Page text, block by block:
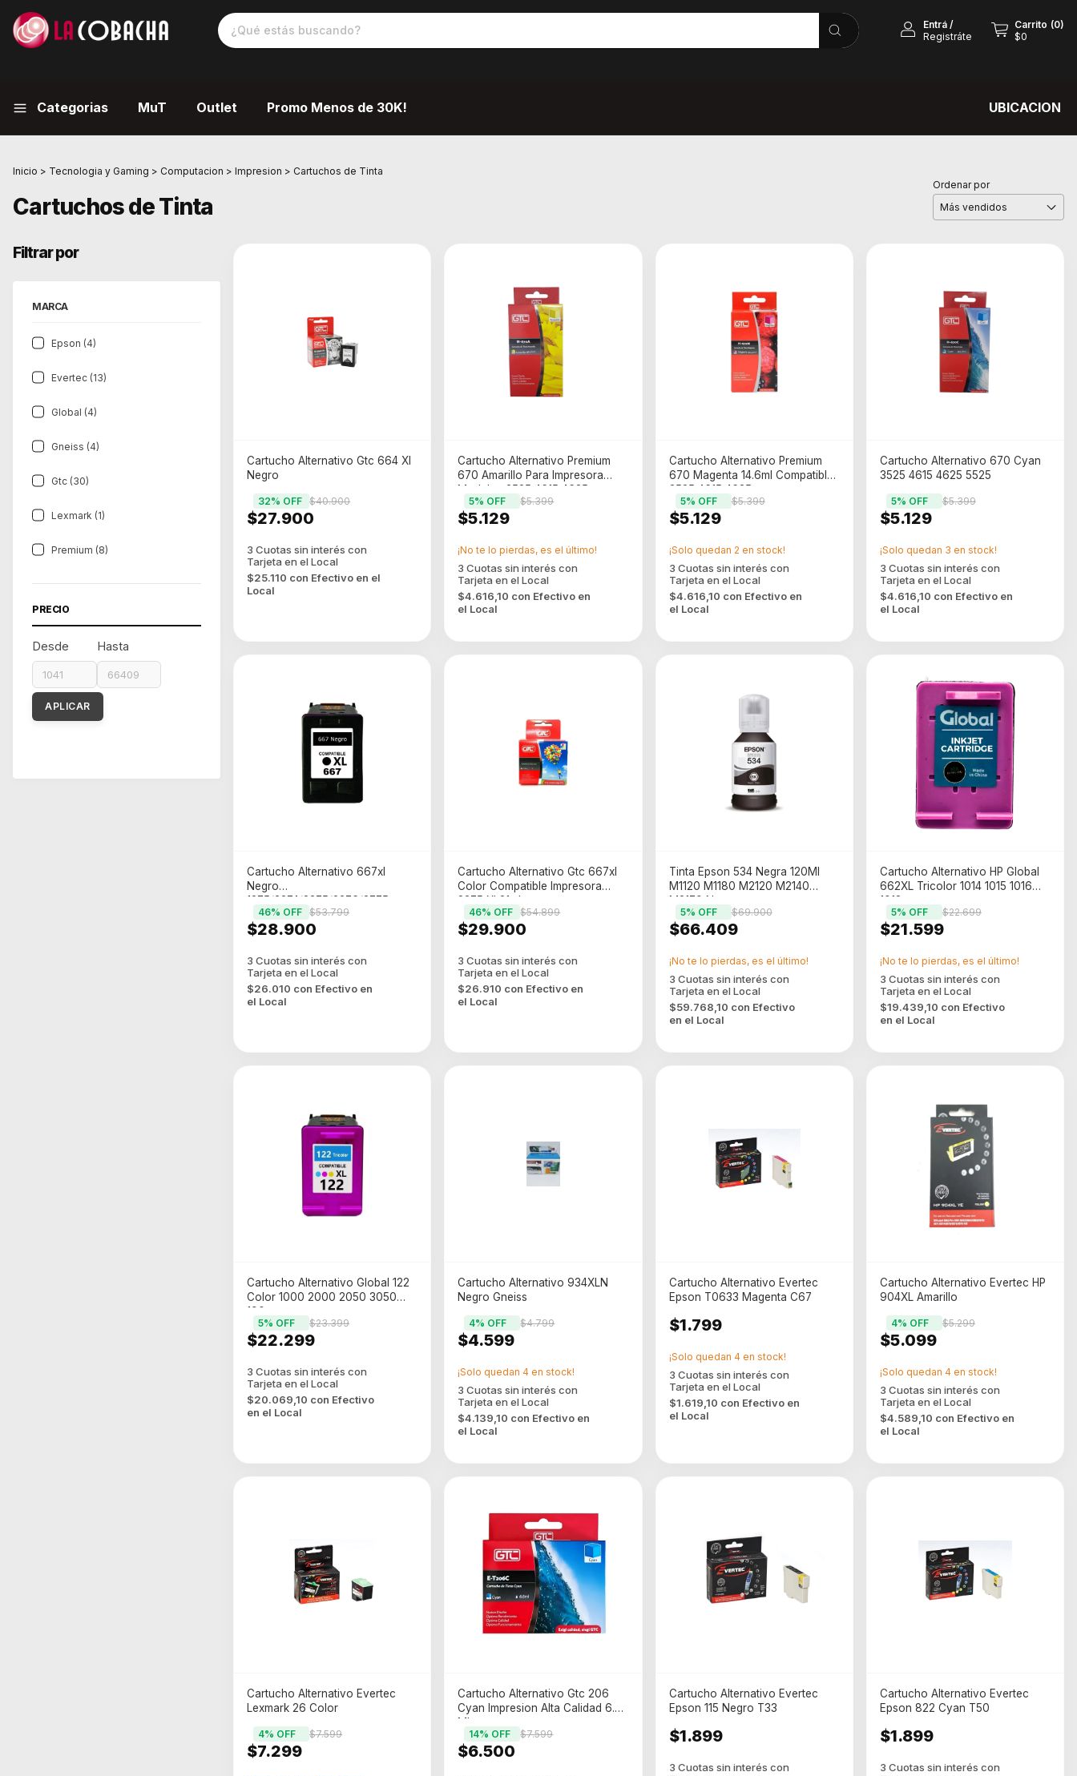
Entrá/
Registráte
Carrito (0)
$0
Categorias MuT Outlet Promo Menos de 30K! UBICACION
Inicio > Tecnologia y Gaming > Computacion > Impresion > Cartuchos de Tinta
Cartuchos de Tinta
Ordenar por
Filtrar por
MARCA
Epson (4)
Evertec (13)
Global (4)
Gneiss (4)
Gtc (30)
Lexmark (1)
Premium (8)
PRECIO
Desde Hasta
APLICAR
Cartucho Alternativo Gtc 664 Xl
Negro
$27.900
$40.900
32% OFF
$25.110 con Efectivo en el
Local
Cartucho Alternativo Premium
670 Amarillo Para Impresora
Modelos 3525 4615 4625
$5.129
$5.399
5% OFF
$4.616,10 con Efectivo en
el Local
¡No te lo pierdas, es el último!
Cartucho Alternativo Premium
670 Magenta 14.6ml Compatibles
3525 4615 4625
$5.129
$5.399
5% OFF
$4.616,10 con Efectivo en
el Local
¡Solo quedan 2 en stock!
Cartucho Alternativo 670 Cyan
3525 4615 4625 5525
$5.129
$5.399
5% OFF
$4.616,10 con Efectivo en
el Local
¡Solo quedan 3 en stock!
Cartucho Alternativo 667xl
Negro
1275/2374/2375/2376/2775
$28.900
$53.799
46% OFF
$26.010 con Efectivo en
el Local
Cartucho Alternativo Gtc 667xl
Color Compatible Impresora
2375 Xl 21ml
$29.900
$54.899
46% OFF
$26.910 con Efectivo en
el Local
Tinta Epson 534 Negra 120Ml
M1120 M1180 M2120 M2140
M2170 Negro
$66.409
$69.900
5% OFF
$59.768,10 con Efectivo
en el Local
¡No te lo pierdas, es el último!
Cartucho Alternativo HP Global
662XL Tricolor 1014 1015 1016
1018
$21.599
$22.699
5% OFF
$19.439,10 con Efectivo
en el Local
¡No te lo pierdas, es el último!
Cartucho Alternativo Global 122
Color 1000 2000 2050 3050
190
$22.299
$23.399
5% OFF
$20.069,10 con Efectivo
en el Local
Cartucho Alternativo 934XLN
Negro Gneiss
$4.599
$4.799
4% OFF
$4.139,10 con Efectivo en
el Local
¡Solo quedan4 en stock!
Cartucho Alternativo Evertec
Epson T0633 Magenta C67
$1.799
$1.619,10 con Efectivo en
el Local
¡Solo quedan 4en stock!
Cartucho Alternativo Evertec HP
904XL Amarillo
$5.099
$5.299
4% OFF
$4.589,10 con Efectivo en
el Local
¡Solo quedan 4en stock!
Cartucho Alternativo Evertec
Lexmark 26 Color
$7.299
$7.599
4% OFF
Cartucho Alternativo Gtc 206
Cyan Impresion Alta Calidad 6.6
Ml
$6.500
$7.599
14% OFF
Cartucho Alternativo Evertec
Epson 115 Negro T33
$1.899
Cartucho Alternativo Evertec
Epson 822 Cyan T50
$1.899